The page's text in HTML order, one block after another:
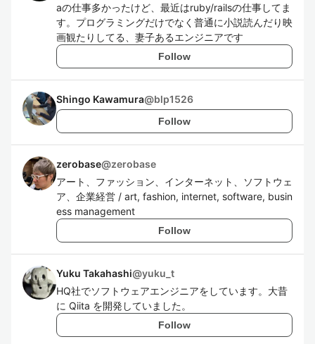
aの仕事多かったけど、最近はruby/railsの仕事してま
す。プログラミングだけでなく普通に小説読んだり映
画観たりしてる、妻子あるエンジニアです
Follow
Shingo Kawamura@blp1526
Follow
zerobase@zerobase
アート、ファッション、インターネット、ソフトウェ
ア、企業経営 / art, fashion, internet, software, busin
ess management
Follow
Yuku Takahashi@yuku_t
HQ社でソフトウェアエンジニアをしています。大昔
に Qiita を開発していました。
Follow